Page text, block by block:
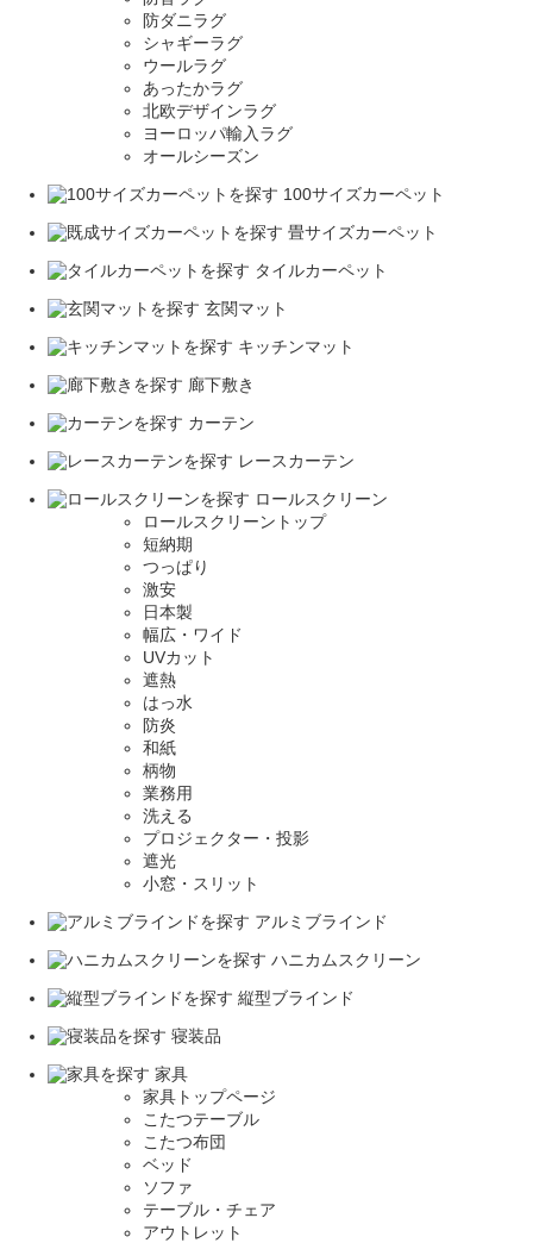
防ダニラグ
シャギーラグ
ウールラグ
あったかラグ
北欧デザインラグ
ヨーロッパ輸入ラグ
オールシーズン
100サイズカーペット
畳サイズカーペット
タイルカーペット
玄関マット
キッチンマット
廊下敷き
カーテン
レースカーテン
ロールスクリーン
ロールスクリーントップ
短納期
つっぱり
激安
日本製
幅広・ワイド
UVカット
遮熱
はっ水
防炎
和紙
柄物
業務用
洗える
プロジェクター・投影
遮光
小窓・スリット
アルミブラインド
ハニカムスクリーン
縦型ブラインド
寝装品
家具
家具トップページ
こたつテーブル
こたつ布団
ベッド
ソファ
テーブル・チェア
アウトレット